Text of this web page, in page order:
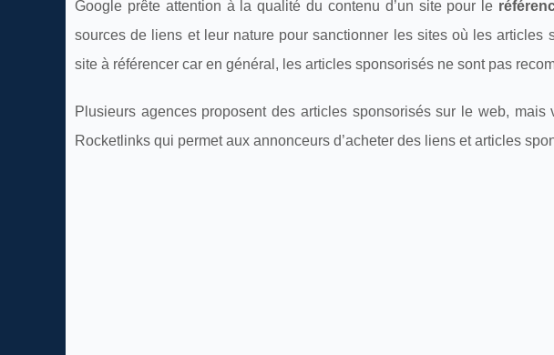
Google prête attention à la qualité du contenu d’un site pour le
sources de liens et leur nature pour sanctionner les sites où les
site à référencer car en général, les articles sponsorisés ne sont pas
Plusieurs agences proposent des articles sponsorisés sur le web,
Rocketlinks qui permet aux annonceurs d’acheter des liens et articles